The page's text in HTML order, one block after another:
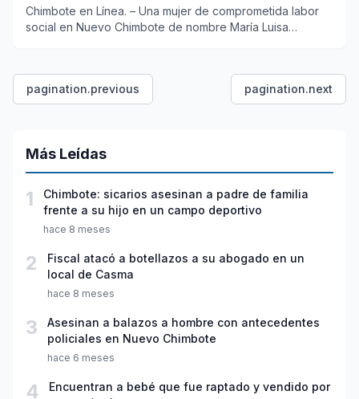
Chimbote en Línea. – Una mujer de comprometida labor
social en Nuevo Chimbote de nombre María Luisa
pagination.previous pagination.next
Más Leídas
1
Chimbote: sicarios asesinan a padre de familia
frente a su hijo en un campo deportivo
hace 8 meses
2
Fiscal atacó a botellazos a su abogado en un
local de Casma
hace 8 meses
3
Asesinan a balazos a hombre con antecedentes
policiales en Nuevo Chimbote
hace 6 meses
4
Encuentran a bebé que fue raptado y vendido por